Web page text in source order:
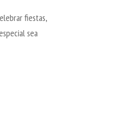
fiestas,
sea